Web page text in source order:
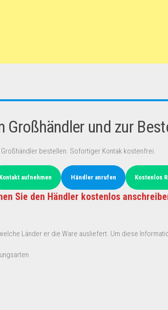
Großhändler und zur
bestellen. Sofortiger Kontak kostenfrei.
Kontakt aufnehmen Händler anrufen Kostenlos
Sie den Händler kostenlos
Länder er die Ware ausliefert. Um diese